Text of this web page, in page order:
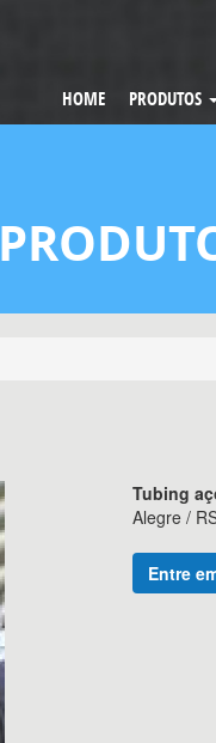
HOME PRODUTOS
Tubing
Alegre /
Entre